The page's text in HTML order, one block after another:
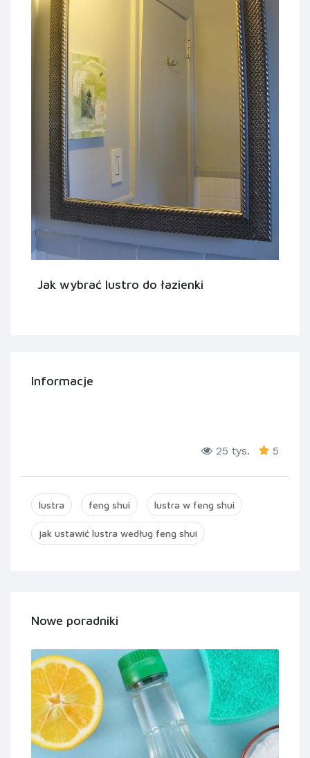
Jak wybrać lustro do łazienki
Informacje
25 tys. 5
lustra feng shui lustra w feng shui
jak ustawić lustra według feng shui
Nowe poradniki